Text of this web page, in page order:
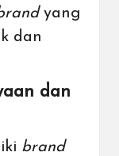
yang
dan
dan
brand